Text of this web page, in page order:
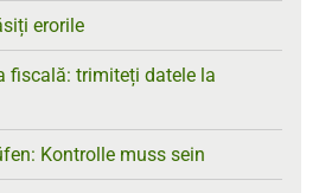
erorile
fiscală: trimiteți datele la
Kontrolle muss sein